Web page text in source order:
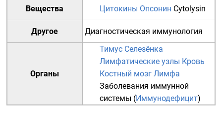
Вещества
Цитокины Опсонин Cytolysin
Другое Диагностическая иммунология
Органы
Тимус Селезёнка
Лимфатические узлы Кровь
Костный мозг Лимфа
Заболевания иммунной
системы (Иммунодефицит)